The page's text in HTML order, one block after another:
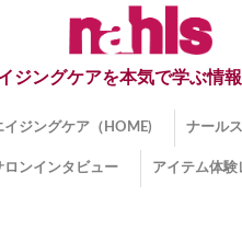
ジングケアを本気で学ぶ情
イジングケア（HOME) ナール
ナール
ナール
ロンインタビュー アイテム体験